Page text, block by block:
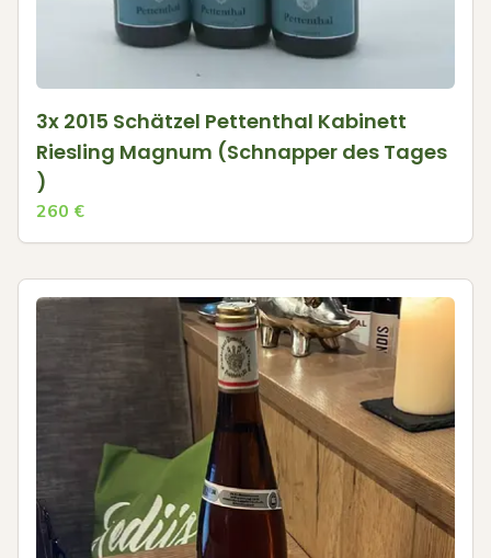
3x 2015 Schätzel Pettenthal Kabinett
Riesling Magnum (Schnapper des Tages
)
260 €